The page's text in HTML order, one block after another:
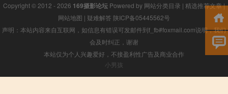
Copyright © 2012 - 2026 169摄影论坛 Powered by 网站分类目录 | 精选推荐文章|
网站地图 | 疑难解答 陕ICP备05445562号
声明：本站内容来自互联网，如信息有错误可发邮件到f_fb#foxmail.com说明，我们
会及时纠正，谢谢
本站仅为个人兴趣爱好，不接盈利性广告及商业合作
小男孩